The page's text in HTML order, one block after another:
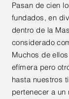
Pasan de cien
fundados, en
dentro de la
considerado
Muchos de
efímera pero
hasta nuestros
pertenecer a